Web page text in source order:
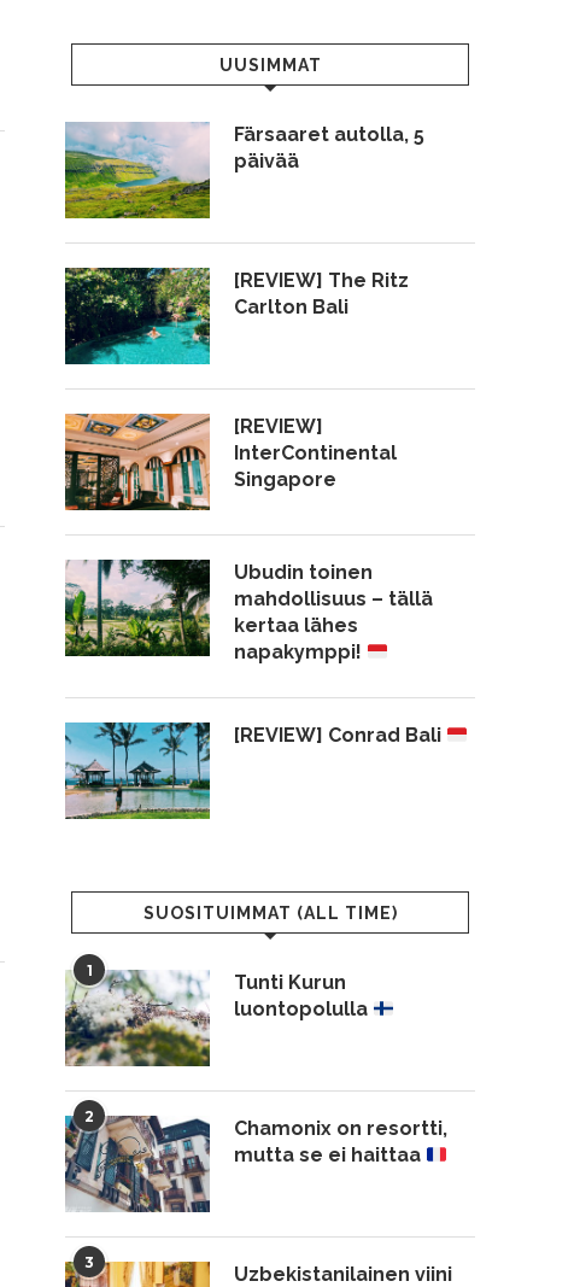
UUSIMMAT
Färsaaret autolla, 5
päivää
[REVIEW] The Ritz
Carlton Bali
[REVIEW]
InterContinental
Singapore
Ubudin toinen
mahdollisuus – tällä
kertaa lähes
napakymppi!
[REVIEW] Conrad Bali
SUOSITUIMMAT (ALL TIME)
1
Tunti Kurun
luontopolulla
2
Chamonix on resortti,
mutta se ei haittaa
3
Uzbekistanilainen viini